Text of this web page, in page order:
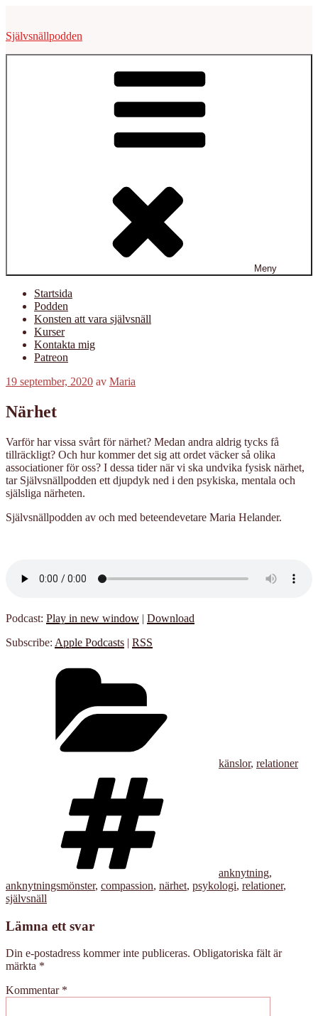
innehåll
Självsnällpodden
Meny
Startsida
Podden
Konsten att vara självsnäll
Kurser
Kontakta mig
Patreon
Publicerat
19 september, 2020 av Maria
Närhet
Varför har vissa svårt för närhet? Medan andra aldrig tycks få
tillräckligt? Och hur kommer det sig att ordet väcker så olika
associationer för oss? I dessa tider när vi ska undvika fysisk närhet,
tar Självsnällpodden ett djupdyk ned i den psykiska, mentala och
själsliga närheten.
Självsnällpodden av och med beteendevetare Maria Helander.
Podcast: Play in new window | Download
Subscribe: Apple Podcasts | RSS
känslor, relationer
anknytning,
anknytningsmönster, compassion, närhet, psykologi, relationer,
självsnäll
Lämna ett svar
Din e-postadress kommer inte publiceras. Obligatoriska fält är
märkta *
Kommentar *